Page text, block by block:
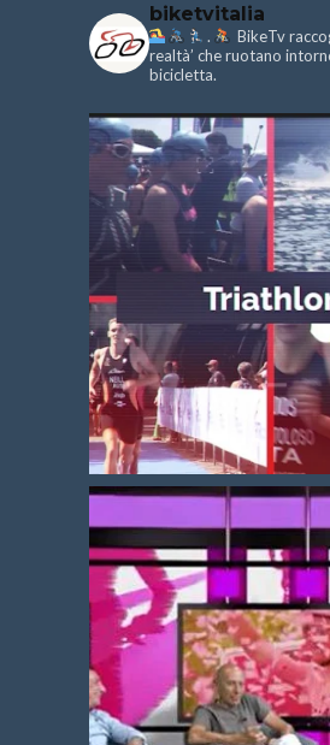
biketvitalia
.
BikeTv
realtà’ che ruotano
bicicletta.